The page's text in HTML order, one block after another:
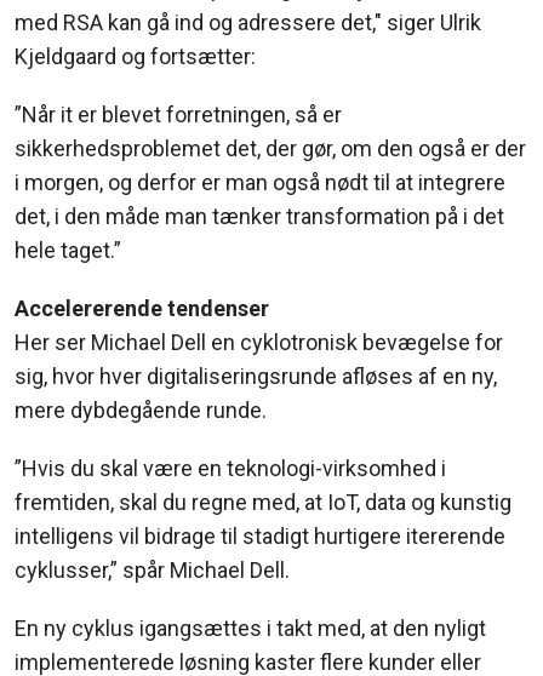
med RSA kan gå ind og adressere det," siger Ulrik
Kjeldgaard og fortsætter:
”Når it er blevet forretningen, så er
sikkerhedsproblemet det, der gør, om den også er der
i morgen, og derfor er man også nødt til at integrere
det, i den måde man tænker transformation på i det
hele taget.”
Accelererende tendenser
Her ser Michael Dell en cyklotronisk bevægelse for
sig, hvor hver digitaliseringsrunde afløses af en ny,
mere dybdegående runde.
”Hvis du skal være en teknologi-virksomhed i
fremtiden, skal du regne med, at IoT, data og kunstig
intelligens vil bidrage til stadigt hurtigere itererende
cyklusser,” spår Michael Dell.
En ny cyklus igangsættes i takt med, at den nyligt
implementerede løsning kaster flere kunder eller